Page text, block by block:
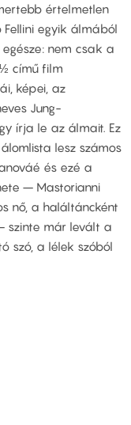
értelmetlen
Fellini egyik álmából
nem csak a
című film
képei, az
Jung-
írja le az álmait. Ez
lesz számos
és ezé a
– Mastorianni
nő, a haláltáncként
szinte már levált a
szó, a lélek szóból